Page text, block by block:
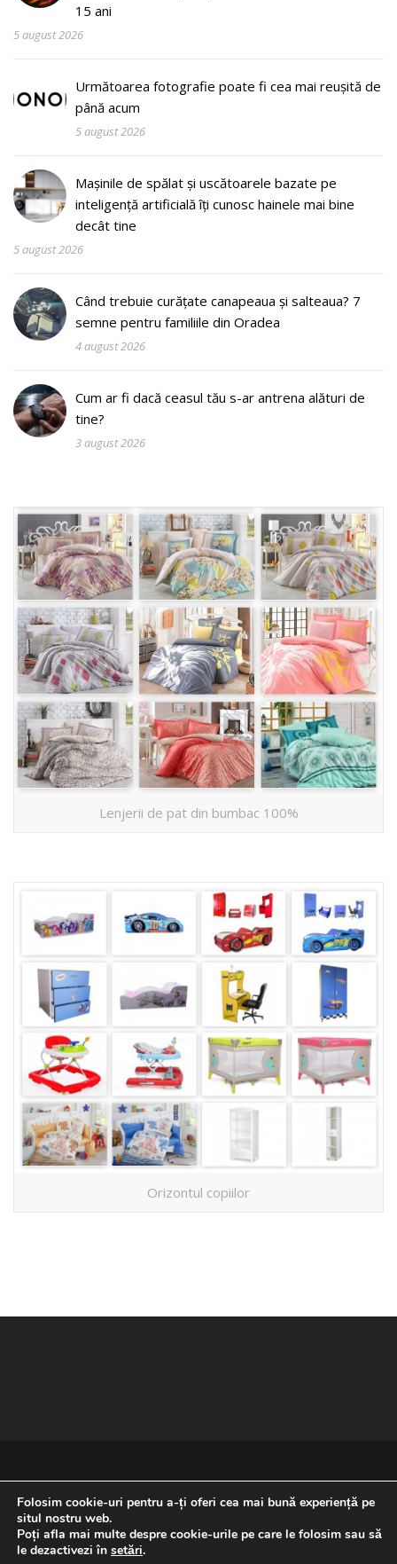
15 ani
5 august 2026
Următoarea fotografie poate fi cea mai reușită de
până acum
5 august 2026
Mașinile de spălat și uscătoarele bazate pe
inteligență artificială îți cunosc hainele mai bine
decât tine
5 august 2026
Când trebuie curățate canapeaua și salteaua? 7
semne pentru familiile din Oradea
4 august 2026
Cum ar fi dacă ceasul tău s-ar antrena alături de
tine?
3 august 2026
Lenjerii de pat din bumbac 100%
Orizontul copiilor
REVENIRE LA ÎNCEPUTUL PAGINII
Folosim cookie-uri pentru a-ți oferi cea mai bună experiență pe
situl nostru web.
Poți afla mai multe despre cookie-urile pe care le folosim sau să
le dezactivezi în setări.